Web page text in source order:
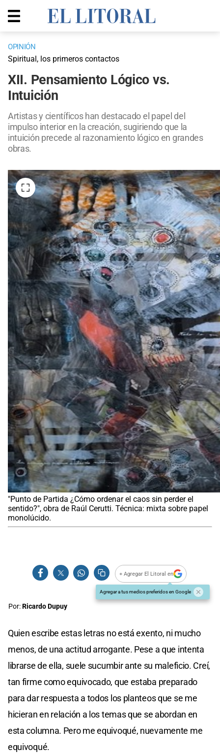
OPINIÓN
Spiritual, los primeros contactos
XII. Pensamiento Lógico vs.
Intuición
Artistas y científicos han destacado el papel del
impulso interior en la creación, sugiriendo que la
intuición precede al razonamiento lógico en grandes
obras.
"Punto de Partida ¿Cómo ordenar el caos sin perder el
sentido?", obra de Raúl Cerutti. Técnica: mixta sobre papel
monolúcido.
+ Agregar El Litoral en
Agregar a tus medios preferidos en Google
Por:Ricardo Dupuy
Quien escribe estas letras no está exento, ni mucho
menos, de una actitud arrogante. Pese a que intenta
librarse de ella, suele sucumbir ante su maleficio. Creí,
tan firme como equivocado, que estaba preparado
para dar respuesta a todos los planteos que se me
hicieran en relación a los temas que se abordan en
esta columna. Pero me equivoqué, nuevamente me
equivoqué.